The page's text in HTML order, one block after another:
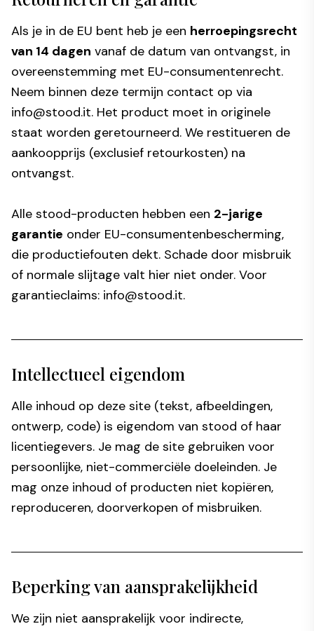
Als je in de EU bent heb je een herroepingsrecht
van 14 dagen vanaf de datum van ontvangst, in
overeenstemming met EU-consumentenrecht.
Neem binnen deze termijn contact op via
info@stood.it. Het product moet in originele
staat worden geretourneerd. We restitueren de
aankoopprijs (exclusief retourkosten) na
ontvangst.
Alle stood-producten hebben een 2-jarige
garantie onder EU-consumentenbescherming,
die productiefouten dekt. Schade door misbruik
of normale slijtage valt hier niet onder. Voor
garantieclaims: info@stood.it.
Intellectueel eigendom
Alle inhoud op deze site (tekst, afbeeldingen,
ontwerp, code) is eigendom van stood of haar
licentiegevers. Je mag de site gebruiken voor
persoonlijke, niet-commerciële doeleinden. Je
mag onze inhoud of producten niet kopiëren,
reproduceren, doorverkopen of misbruiken.
Beperking van aansprakelijkheid
We zijn niet aansprakelijk voor indirecte,